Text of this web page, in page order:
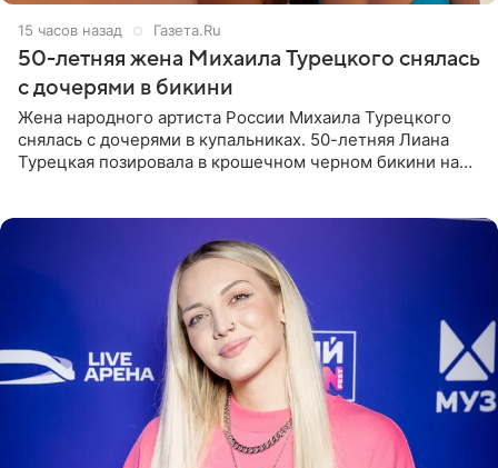
15 часов назад Газета.Ru
50-летняя жена Михаила Турецкого снялась
с дочерями в бикини
Жена народного артиста России Михаила Турецкого
снялась с дочерями в купальниках. 50-летняя Лиана
Турецкая позировала в крошечном черном бикини на